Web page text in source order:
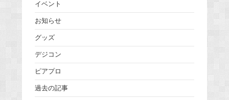
イベント
お知らせ
グッズ
デジコン
ピアプロ
過去の記事